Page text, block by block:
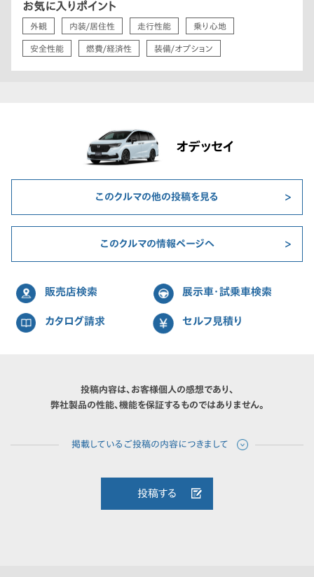
お気に入りポイント
外観 内装/居住性 走行性能 乗り心地
安全性能 燃費/経済性 装備/オプション
オデッセイ
このクルマの他の投稿を見る
このクルマの情報ページへ
販売店検索 展示車・試乗車検索
カタログ請求 セルフ見積り
投稿内容は、お客様個人の感想であり、
弊社製品の性能、機能を保証するものではありません。
投稿する